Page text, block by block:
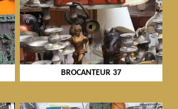
BROCANTEUR 37